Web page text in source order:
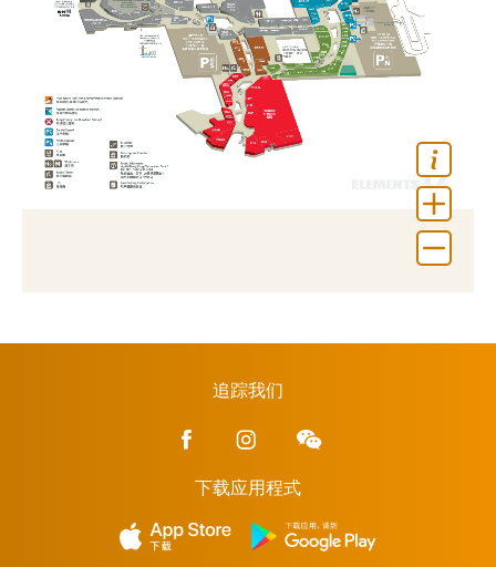
追踪我们
下载应用程式